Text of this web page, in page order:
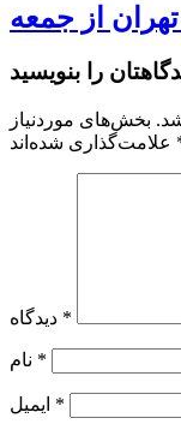
از جمعه
را بنویسید
بخش‌های موردنیاز
*
*
*